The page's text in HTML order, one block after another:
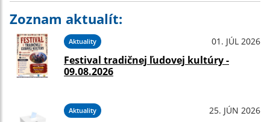
Zoznam aktualít:
Aktuality 01. JÚL 2026
Festival tradičnej ľudovej kultúry -
09.08.2026
Aktuality 25. JÚN 2026